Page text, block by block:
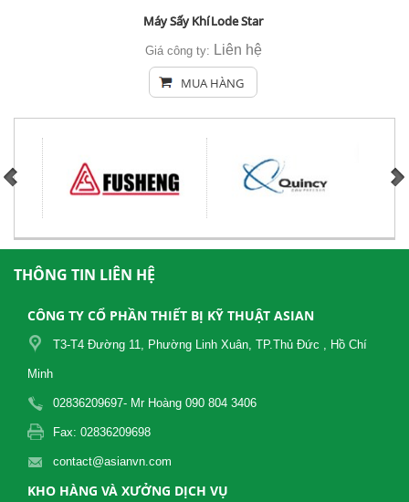
Máy Sấy Khí Lode Star
Giá công ty: Liên hệ
MUA HÀNG
THÔNG TIN LIÊN HỆ
CÔNG TY CỔ PHẦN THIẾT BỊ KỸ THUẬT ASIAN
T3-T4 Đường 11, Phường Linh Xuân, TP.Thủ Đức , Hồ Chí
Minh
02836209697- Mr Hoàng 090 804 3406
Fax: 02836209698
contact@asianvn.com
KHO HÀNG VÀ XƯỞNG DỊCH VỤ